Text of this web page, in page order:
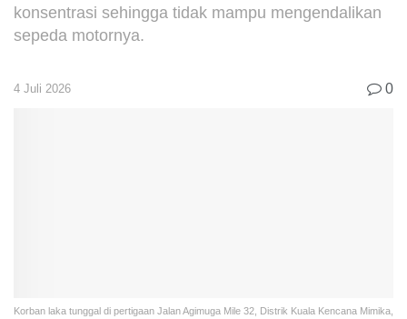
konsentrasi sehingga tidak mampu mengendalikan
sepeda motornya.
4 Juli 2026 0
Korban laka tunggal di pertigaan Jalan Agimuga Mile 32, Distrik Kuala Kencana Mimika,